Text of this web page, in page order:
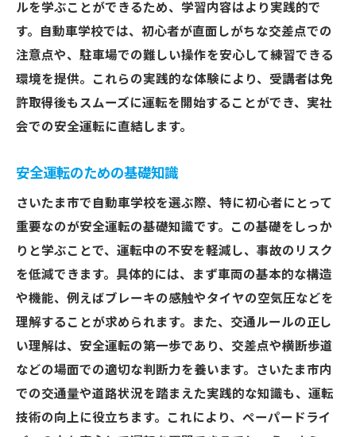
ルを学ぶことができるため、学習内容はより実践的で
す。自動車学校では、初心者が直面しがちな交差点での
注意点や、駐車場での難しい操作を安心して練習できる
環境を提供。これらの実践的な体験により、受講者は免
許取得後もスムーズに運転を開始することができ、実社
会での安全運転に直結します。
安全運転のための基礎知識
さいたま市で自動車学校を選ぶ際、特に初心者にとって
重要なのが安全運転の基礎知識です。この基礎をしっか
りと学ぶことで、運転中の不安を軽減し、事故のリスク
を低減できます。具体的には、まず車両の基本的な構造
や機能、例えばブレーキの感触やタイヤの空気圧などを
理解することが求められます。また、交通ルールの正し
い理解は、安全運転の第一歩であり、交差点や横断歩道
などの場面での適切な判断力を養います。さいたま市内
での交通量や道路状況を踏まえた実践的な知識も、運転
技術の向上に役立ちます。これにより、ペーパードライ